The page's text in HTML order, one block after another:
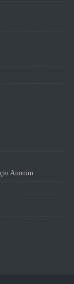
Anonim